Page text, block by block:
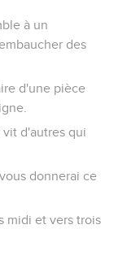
à un
des
d'une pièce
d'autres qui
donnerai ce
midi et vers trois